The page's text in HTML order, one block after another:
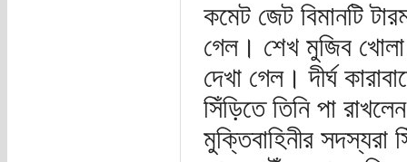
কমেট জেট বিমানটি
গেল। শেখ মুজিব খোলা
দেখা গেল। দীর্ঘ
সিঁড়িতে তিনি পা
মুক্তিবাহিনীর